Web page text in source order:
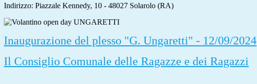
Indirizzo: Piazzale Kennedy, 10 - 48027 Solarolo (RA)
Inaugurazione del plesso "G. Ungaretti" - 12/09/2024
Il Consiglio Comunale delle Ragazze e dei Ragazzi